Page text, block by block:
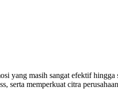
yang masih sangat efektif
serta memperkuat citra